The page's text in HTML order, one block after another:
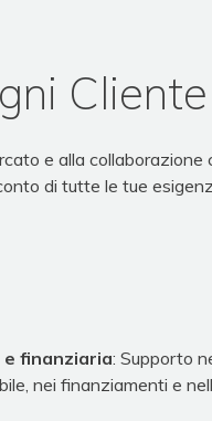
Cliente
e alla collaborazione
di tutte le tue
e finanziaria: Supporto
nei finanziamenti e